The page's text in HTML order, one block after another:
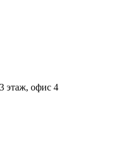
этаж, офис 4